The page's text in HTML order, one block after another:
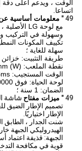
اتساعا.
49 "
معلومات أساسية
وسهولة في التركيب
تكييف المكونات
سهلة للغاية ؛
طريقة التثبيت: خزائن
نقطة الملعب: 0.56mm (H) * 0.56mm (W)؛
الوقت المستجيب: 6ms.
لوحة الحياة: فوق 50000 ساعة.
الضمان: 1 سنة ؛
49 "
ميزات مفتاح شاشة
الإطار اختياريًا.
شنت الجدار ، الطابق
الهيدروليكي الجبهة
الجبهة: قذيفة اعتماد
قوية في مكافحة